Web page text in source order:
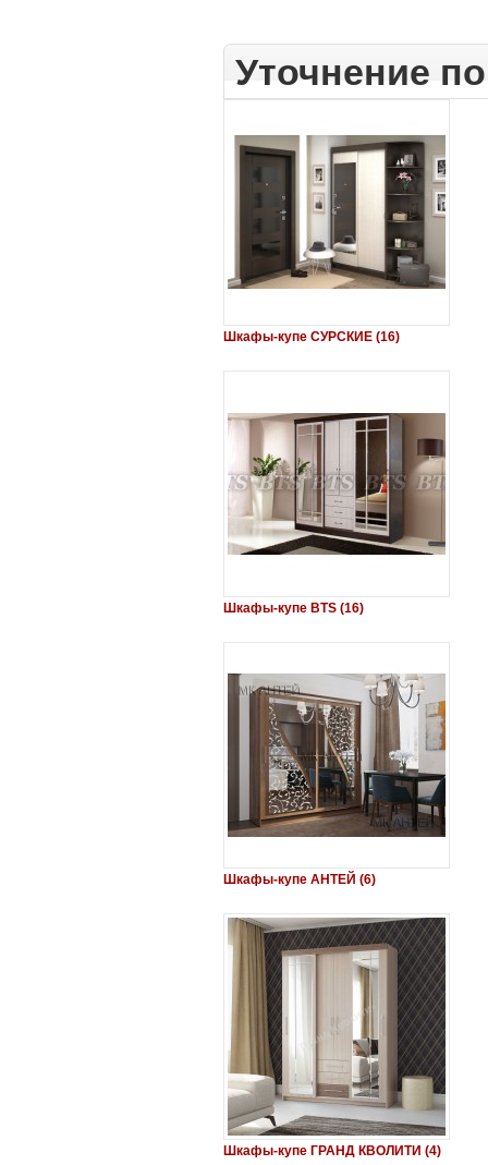
Уточнение
Шкафы-купе СУРСКИЕ (16)
Шкафы-купе ВТS (16)
Шкафы-купе АНТЕЙ (6)
Шкафы-купе ГРАНД КВОЛИТИ (4)